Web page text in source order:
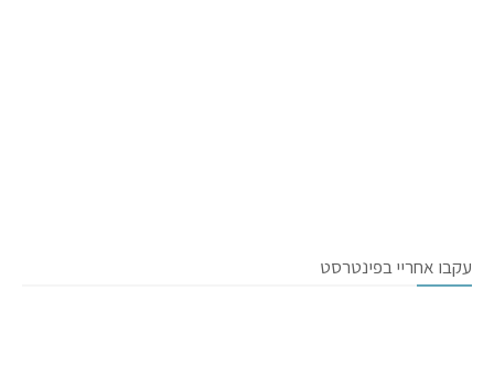
עקבו אחריי בפינטרסט